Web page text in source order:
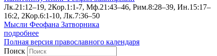
Лк.21:12–19, 2Кор.1:1-7, Мф.21:43–46, Рим.8:28–39, Ин.15:17–
16:2, 2Кор.6:1-10, Лк.7:36–50
Мысли Феофана Затворника
подробнее
Полная версия православного календаря
Поиск